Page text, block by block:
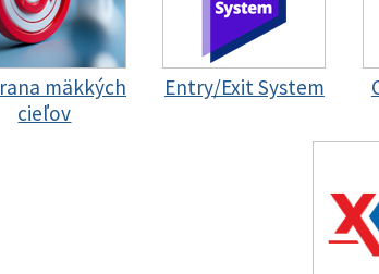
mäkkých
cieľov
Entry/Exit System